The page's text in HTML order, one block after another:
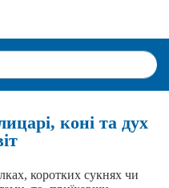
коні та дух
коротких сукнях чи